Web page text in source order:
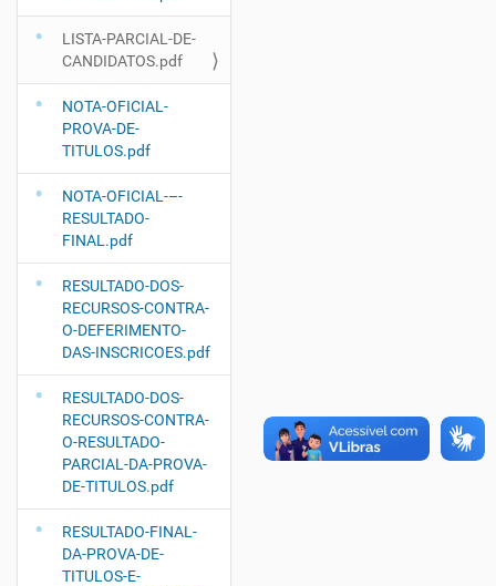
LISTA-PARCIAL-DE-
CANDIDATOS.pdf
NOTA-OFICIAL-
PROVA-DE-
TITULOS.pdf
NOTA-OFICIAL-–-
RESULTADO-
FINAL.pdf
RESULTADO-DOS-
RECURSOS-CONTRA-
O-DEFERIMENTO-
DAS-INSCRICOES.pdf
RESULTADO-DOS-
RECURSOS-CONTRA-
O-RESULTADO-
PARCIAL-DA-PROVA-
DE-TITULOS.pdf
RESULTADO-FINAL-
DA-PROVA-DE-
TITULOS-E-